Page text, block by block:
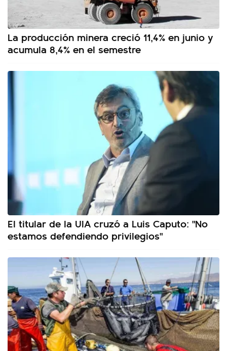
La producción minera creció 11,4% en junio y
acumula 8,4% en el semestre
El titular de la UIA cruzó a Luis Caputo: "No
estamos defendiendo privilegios"